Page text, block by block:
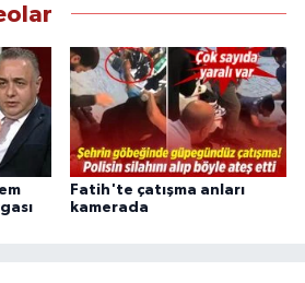
Fatih'te çatışma anları
kamerada